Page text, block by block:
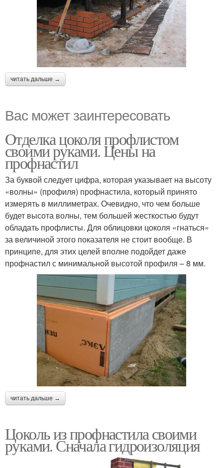
читать дальше →
Вас может заинтересовать
Отделка цоколя профлистом
своими руками. Цены на
профнастил
За буквой следует цифра, которая указывает на высоту
«волны» (профиля) профнастила, который принято
измерять в миллиметрах. Очевидно, что чем больше
будет высота волны, тем большей жесткостью будут
обладать профлисты. Для облицовки цоколя «гнаться»
за величиной этого показателя не стоит вообще. В
принципе, для этих целей вполне подойдет даже
профнастил с минимальной высотой профиля – 8 мм.
читать дальше →
Цоколь из профнастила своими
руками. Сначала гидроизоляция